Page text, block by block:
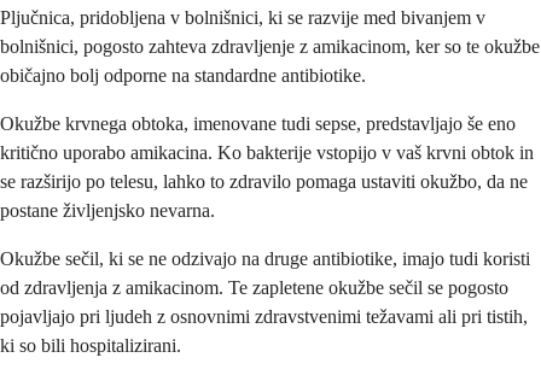
Pljučnica, pridobljena v bolnišnici, ki se razvije med bivanjem v
bolnišnici, pogosto zahteva zdravljenje z amikacinom, ker so te okužbe
običajno bolj odporne na standardne antibiotike.
Okužbe krvnega obtoka, imenovane tudi sepse, predstavljajo še eno
kritično uporabo amikacina. Ko bakterije vstopijo v vaš krvni obtok in
se razširijo po telesu, lahko to zdravilo pomaga ustaviti okužbo, da ne
postane življenjsko nevarna.
Okužbe sečil, ki se ne odzivajo na druge antibiotike, imajo tudi koristi
od zdravljenja z amikacinom. Te zapletene okužbe sečil se pogosto
pojavljajo pri ljudeh z osnovnimi zdravstvenimi težavami ali pri tistih,
ki so bili hospitalizirani.